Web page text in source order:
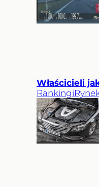
Właścicieli
Rankingi